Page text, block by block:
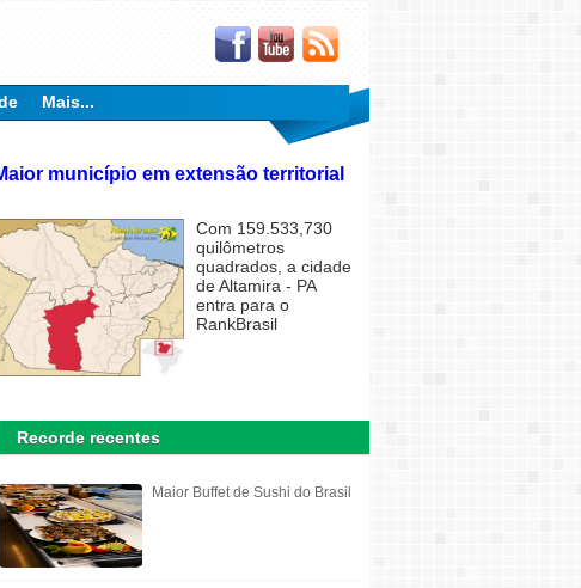
Mais...
município em extensão territorial
Com 159.533,730
quilômetros
quadrados, a cidade
de Altamira - PA
entra para o
RankBrasil
Recorde recentes
Maior Buffet de Sushi do Brasil